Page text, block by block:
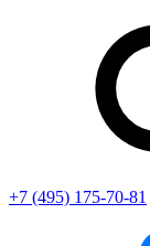
+7 (495) 175-70-81